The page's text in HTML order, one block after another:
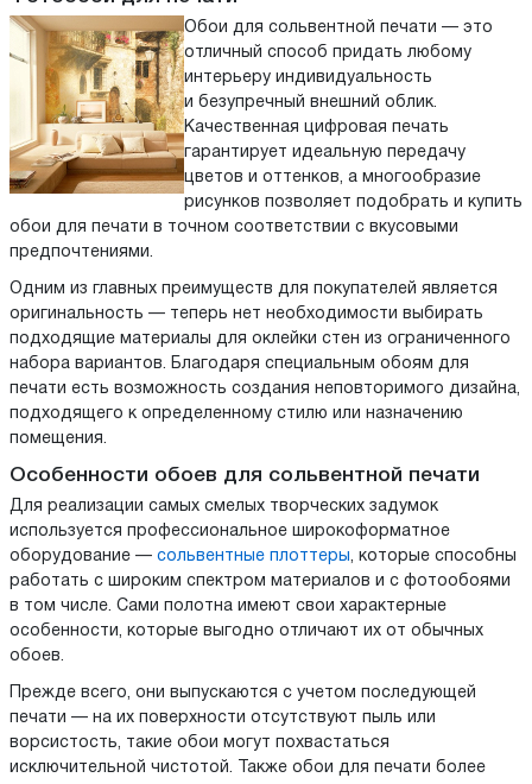
Обои для сольвентной печати — это
отличный способ придать любому
интерьеру индивидуальность
и безупречный внешний облик.
Качественная цифровая печать
гарантирует идеальную передачу
цветов и оттенков, а многообразие
рисунков позволяет подобрать и купить
обои для печати в точном соответствии с вкусовыми
предпочтениями.
Одним из главных преимуществ для покупателей является
оригинальность — теперь нет необходимости выбирать
подходящие материалы для оклейки стен из ограниченного
набора вариантов. Благодаря специальным обоям для
печати есть возможность создания неповторимого дизайна,
подходящего к определенному стилю или назначению
помещения.
Особенности обоев для сольвентной печати
Для реализации самых смелых творческих задумок
используется профессиональное широкоформатное
оборудование — сольвентные плоттеры , которые способны
работать с широким спектром материалов и с фотообоями
в том числе. Сами полотна имеют свои характерные
особенности, которые выгодно отличают их от обычных
обоев.
Прежде всего, они выпускаются с учетом последующей
печати — на их поверхности отсутствуют пыль или
ворсистость, такие обои могут похвастаться
исключительной чистотой. Также обои для печати более